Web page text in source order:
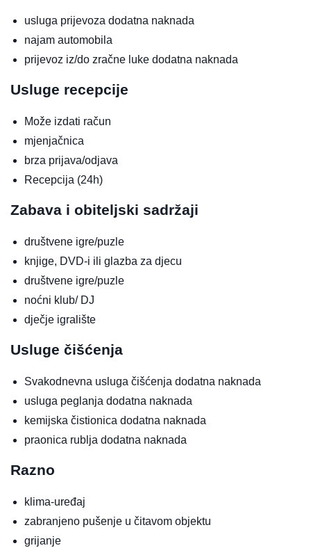
usluga prijevoza dodatna naknada
najam automobila
prijevoz iz/do zračne luke dodatna naknada
Usluge recepcije
Može izdati račun
mjenjačnica
brza prijava/odjava
Recepcija (24h)
Zabava i obiteljski sadržaji
društvene igre/puzle
knjige, DVD-i ili glazba za djecu
društvene igre/puzle
noćni klub/ DJ
dječje igralište
Usluge čišćenja
Svakodnevna usluga čišćenja dodatna naknada
usluga peglanja dodatna naknada
kemijska čistionica dodatna naknada
praonica rublja dodatna naknada
Razno
klima-uređaj
zabranjeno pušenje u čitavom objektu
grijanje